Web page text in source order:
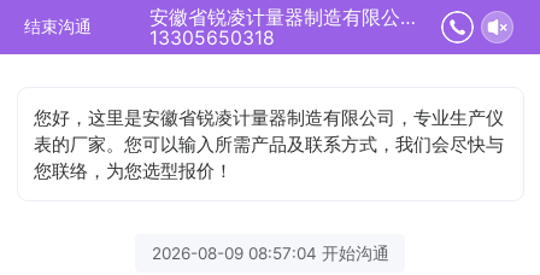
结束沟通
安徽省锐凌计量器制造有限公司正在为您服务
13305650318
您好，这里是安徽省锐凌计量器制造有限公司，专业生产仪
表的厂家。您可以输入所需产品及联系方式，我们会尽快与
您联络，为您选型报价！
2026-08-09 08:57:04 开始沟通